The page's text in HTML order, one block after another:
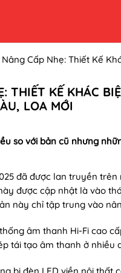
Nâng Cấp Nhẹ: Thiết Kế
THIẾT KẾ KHÁC
LOA MỚI
so với bản cũ nhưng
đã được lan truyền
được cập nhật là vào
này chỉ tập trung vào
âm thanh Hi-Fi cao
tái tạo âm thanh ở nhiều
bị đèn LED viền nội